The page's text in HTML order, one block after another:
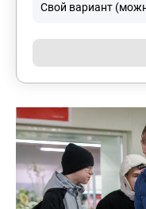
Свой вариант